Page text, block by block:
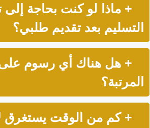
+ ماذا لو كنت بحاجة إلى
التسليم بعد تقديم طلبي؟
+ هل هناك أي رسوم على
المرتبة؟
+ كم من الوقت يستغرق